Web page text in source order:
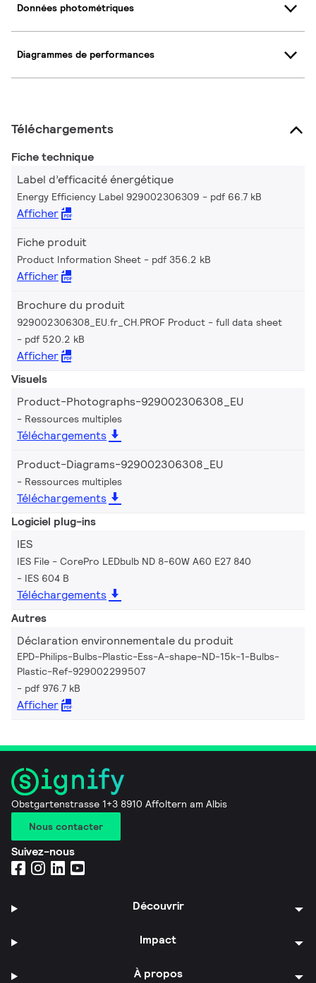
Données photométriques
Diagrammes de performances
Téléchargements
Fiche technique
Label d’efficacité énergétique
Energy Efficiency Label 929002306309 pdf 66.7 kB
Afficher
Fiche produit
Product Information Sheet pdf 356.2 kB
Afficher
Brochure du produit
929002306308_EU.fr_CH.PROF Product - full data sheet
pdf 520.2 kB
Afficher
Visuels
Product-Photographs-929002306308_EU
Ressources multiples
Téléchargements
Product-Diagrams-929002306308_EU
Ressources multiples
Téléchargements
Logiciel plug-ins
IES
IES File - CorePro LEDbulb ND 8-60W A60 E27 840
IES 604 B
Téléchargements
Autres
Déclaration environnementale du produit
EPD-Philips-Bulbs-Plastic-Ess-A-shape-ND-15k-1-Bulbs-
Plastic-Ref-929002299507
pdf 976.7 kB
Afficher
Obstgartenstrasse 1+3 8910 Affoltern am Albis
Nous contacter
Suivez-nous
Découvrir
Impact
À propos